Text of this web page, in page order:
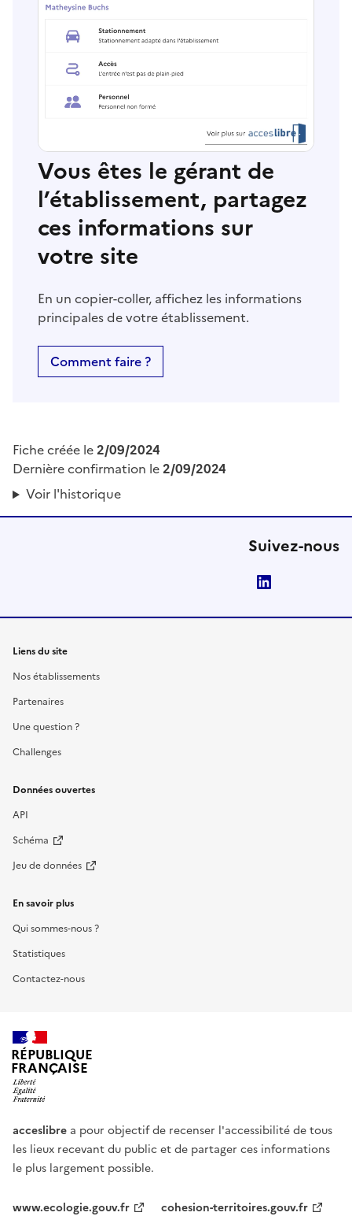
Vous êtes le gérant de
l’établissement, partagez
ces informations sur
votre site
En un copier-coller, affichez les informations
principales de votre établissement.
Comment faire ?
Fiche créée le2/09/2024
Dernière confirmation le2/09/2024
Voir l'historique
Suivez-nous
Liens du site
Nos établissements
Partenaires
Une question ?
Challenges
Données ouvertes
API
Schéma
Jeu de données
En savoir plus
Qui sommes-nous ?
Statistiques
Contactez-nous
RÉPUBLIQUE
FRANÇAISE
acceslibre a pour objectif de recenser l'accessibilité de tous
les lieux recevant du public et de partager ces informations
le plus largement possible.
www.ecologie.gouv.fr
cohesion-territoires.gouv.fr